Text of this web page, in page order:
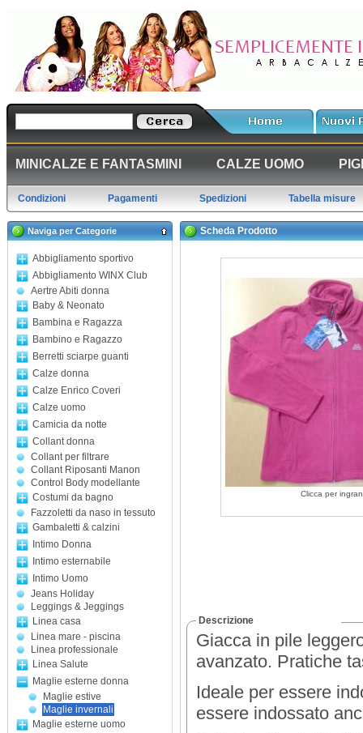
MINICALZE E FANTASMINI CALZE UOMO
Condizioni Pagamenti Spedizioni Tabella misure
Naviga per Categorie
Abbigliamento sportivo
Abbigliamento WINX Club
Aertre Abiti donna
Baby & Neonato
Bambina e Ragazza
Bambino e Ragazzo
Berretti sciarpe guanti
Calze donna
Calze Enrico Coveri
Calze uomo
Camicia da notte
Collant donna
Collant per filtrare
Collant Riposanti Manon
Control Body modellante
Costumi da bagno
Fazzoletti da naso in tessuto
Gambaletti & calzini
Intimo Donna
Intimo esternabile
Intimo Uomo
Jeans Holiday
Leggings & Jeggings
Linea casa
Linea mare - piscina
Linea professionale
Linea Salute
Maglie esterne donna
Maglie estive
Maglie invernali
Maglie esterne uomo
Scheda Prodotto
Clicca per
Descrizione
Giacca in pile
avanzato. Pratiche
Ideale per essere
essere indossato